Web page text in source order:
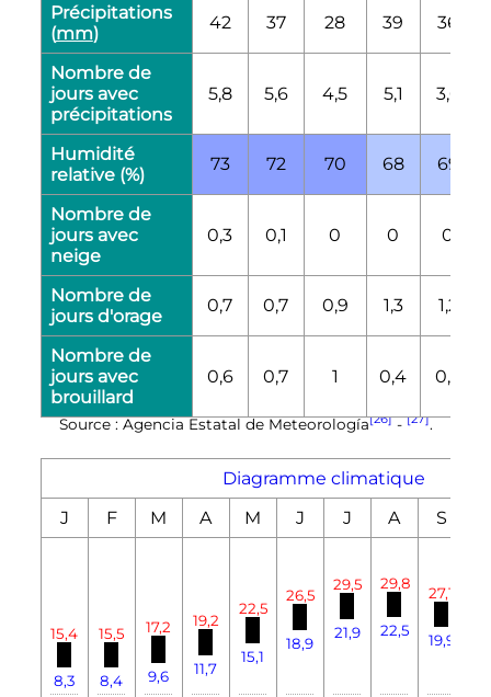
Précipitations
(mm)
42 37 28 39 36
Nombre de
jours avec
précipitations
5,8 5,6 4,5 5,1 3,6
Humidité
relative (%)
73 72 70 68 69
Nombre de
jours avec
neige
0,3 0,1 0 0 0
Nombre de
jours d'orage
0,7 0,7 0,9 1,3 1,2
Nombre de
jours avec
brouillard
0,6 0,7 1 0,4 0,5
Source : Agencia Estatal de Meteorología[26]-[27].
Diagramme climatique
J
F M A M J J A S
15,4
8,3
15,5
8,4
17,2
9,6
19,2
11,7
22,5
15,1
26,5
18,9
29,5
21,9
29,8
22,5
27,1
19,9